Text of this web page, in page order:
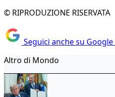
© RIPRODUZIONE RISERVATA
Seguici anche su
Altro di Mondo